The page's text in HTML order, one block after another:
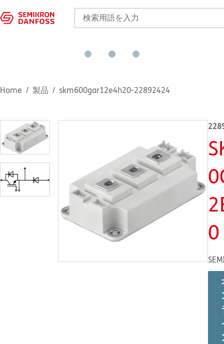
Home 製品 skm600gar12e4h20-22892424
0